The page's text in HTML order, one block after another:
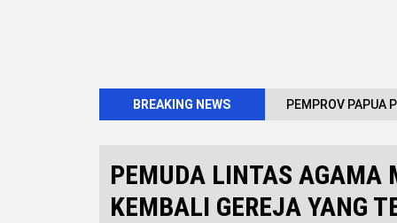
BREAKING NEWS PEMPROV PAPUA
PEMUDA LINTAS AGAMA
KEMBALI GEREJA YANG